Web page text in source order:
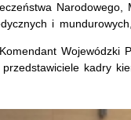
i
Wojewódzki
kadry